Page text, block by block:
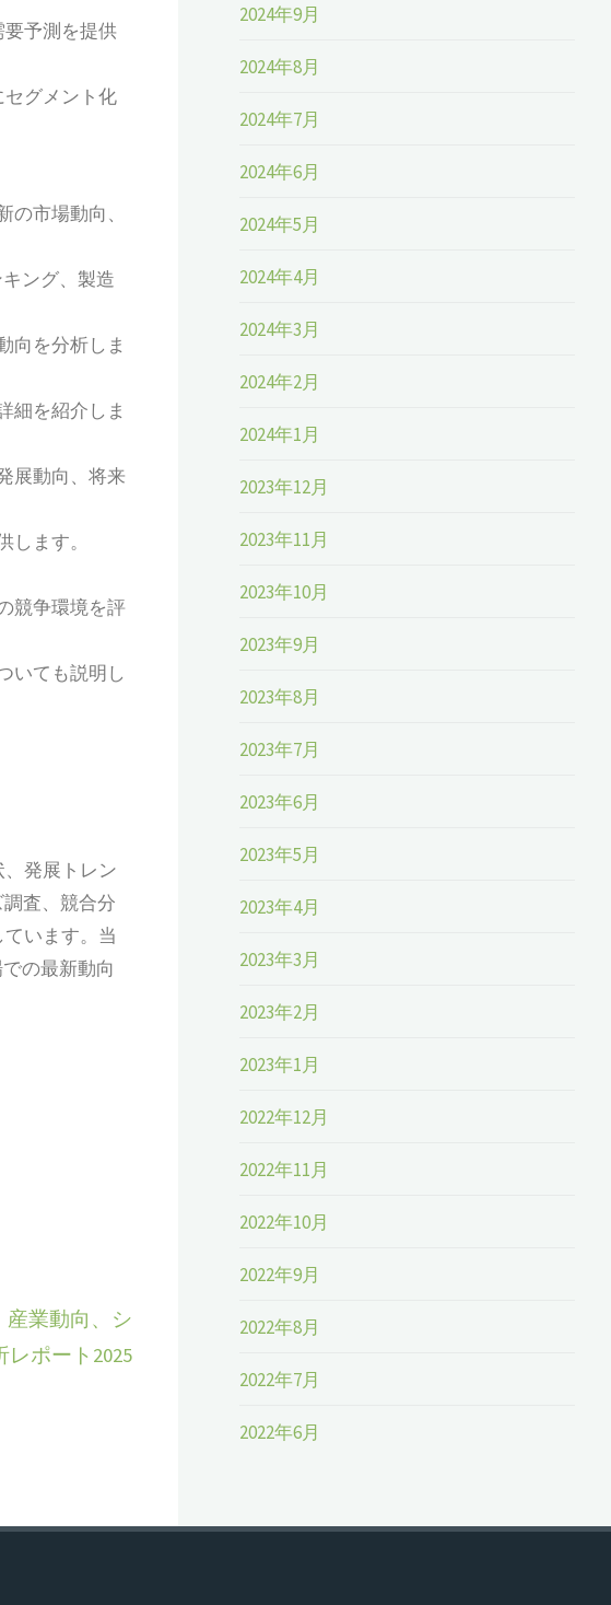
予測を提供
グメント化
市場動向、
ング、製造
向を分析しま
細を紹介しま
展動向、将来
ます。
競争環境を評
いても説明し
、発展トレン
査、競合分
います。当
の最新動向
業動向、シ
ポート2025
2024年9月
2024年8月
2024年7月
2024年6月
2024年5月
2024年4月
2024年3月
2024年2月
2024年1月
2023年12月
2023年11月
2023年10月
2023年9月
2023年8月
2023年7月
2023年6月
2023年5月
2023年4月
2023年3月
2023年2月
2023年1月
2022年12月
2022年11月
2022年10月
2022年9月
2022年8月
2022年7月
2022年6月